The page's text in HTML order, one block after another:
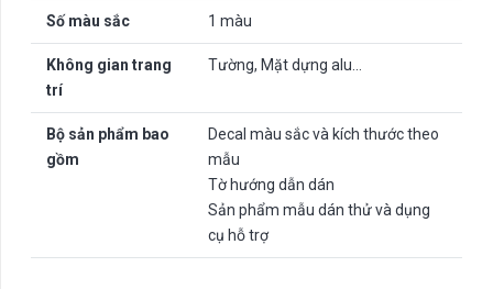
Số màu sắc 1 màu
Không gian trang
trí
Tường, Mặt dựng alu…
Bộ sản phẩm bao
gồm
Decal màu sắc và kích thước theo
mẫu
Tờ hướng dẫn dán
Sản phẩm mẫu dán thử và dụng
cụ hỗ trợ